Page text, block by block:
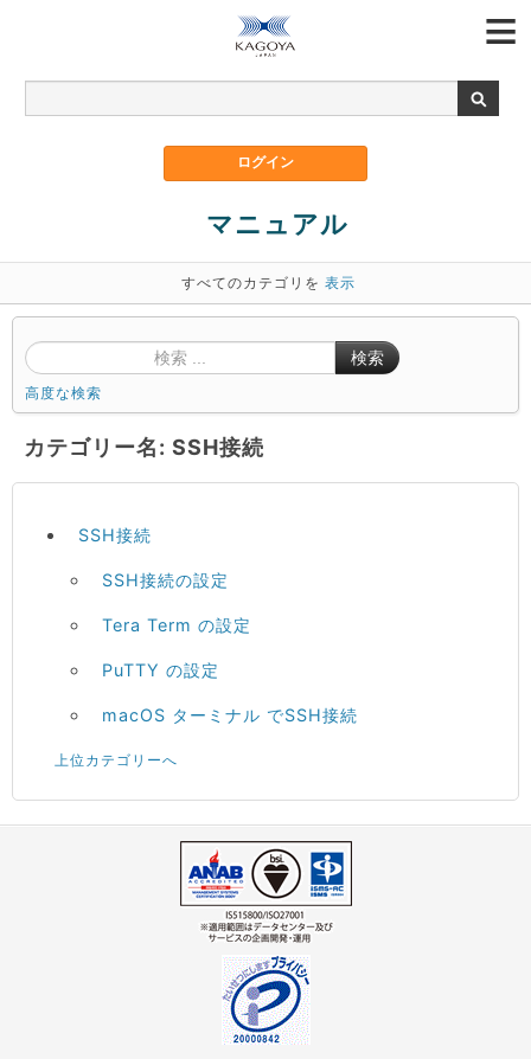
マニュアル
すべてのカテゴリを 表示
検索
高度な検索
カテゴリー名: SSH接続
SSH接続
SSH接続の設定
Tera Term の設定
PuTTY の設定
macOS ターミナル でSSH接続
上位カテゴリーへ